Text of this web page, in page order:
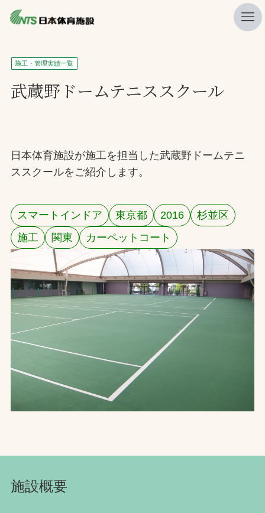
私たちの強み
ニュース
製品・サービス一覧
施工・管理実績一覧
採用情報
検索
お問合せ
お取引先の皆様へ
プライバシーポリシー
ソーシャルメディアポリシー
文字の見えづらさや操作にお困りの方へ
施工・管理実績一覧
武蔵野ドームテニススクール
日本体育施設が施工を担当した武蔵野ドームテニ
ススクールをご紹介します。
スマートインドア 東京都 2016
杉並区
施工
関東 カーペットコート
施設概要